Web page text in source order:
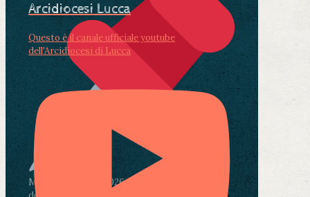
Martedì 4 agosto2026ore 11:30 - Lucca, Scuola
Arcidiocesi Lucca
Questo è il canale ufficiale youtube
dell'Arcidiocesi di Lucca